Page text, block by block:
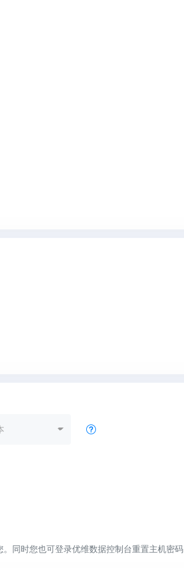
同时您也可登录优维数据控制台重置主机密码